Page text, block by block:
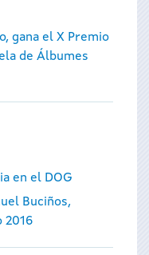
gana el X Premio
de Álbumes
en el DOG
Buciños,
2016